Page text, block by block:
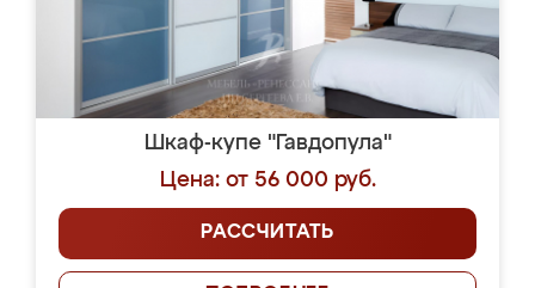
Шкаф-купе "Гавдопула"
Цена: от 56 000 руб.
РАССЧИТАТЬ